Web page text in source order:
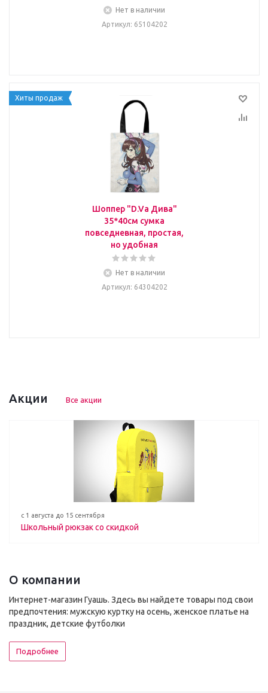
Нет в наличии
Артикул: 65104202
Хиты продаж
Шоппер "D.Va Дива"
35*40см сумка
повседневная, простая,
но удобная
Нет в наличии
Артикул: 64304202
Акции Все акции
с 1 августа до 15 сентября
Школьный рюкзак со скидкой
О компании
Интернет-магазин Гуашь. Здесь вы найдете товары под свои
предпочтения: мужскую куртку на осень, женское платье на
праздник, детские футболки
Подробнее